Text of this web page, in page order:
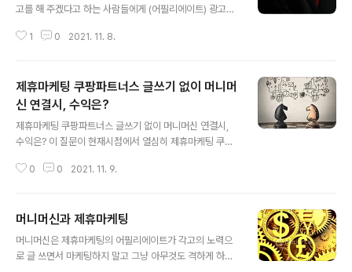
고를 해 주겠다고 하는 사람들에게 (어필리에이트) 광고효
C) 이와같은 만남을 주선시켜 준 회사에도 커미션을 조금
여기 참여한 모든 분들이 성공하는것은 아닙니다. 당연히
어필리에이트가 광고를 잘 해주고 광고효과들이 잘 나와서
머천트가 만족을 하고 이 머천트가 계속해서 이 어필리에
이트와 만나게 해준 제휴마케팅회사에 계속하여 광고를 의
모델속에 포함된 구성원 모두가 성공을 하는겁니다. 즉 어
1 0 2021. 11. 8.
제휴마케팅 쿠팡파트너스 글쓰기 없이 머니머
신 연결시, 수익은?
제휴마케팅 쿠팡파트너스 글쓰기 없이 머니머신 연결시,
수익은? 이 질문이 현재시점에서 열심히 제휴마케팅 쿠팡
리야?" 당연 의아해 하실거라 봅니다. 왜냐하면 제휴마케
링크를 사람들이 많이 타고들어 오게 해야 하는것이 불변
의 진리이기 때문입니다. 즉, 제휴마케팅 쿠팡파트너스에
서 큰 수익을 내는 분들은 현재 많은 이웃을 보유하고 있는
0 0 2021. 11. 9.
머니머신과 제휴마케팅
머니머신은 제휴마케팅의 어필리에이트가 각고의 노력으
로 글 쓰면서 마케팅하지 말고 그냥 아무것도 격하게 하지